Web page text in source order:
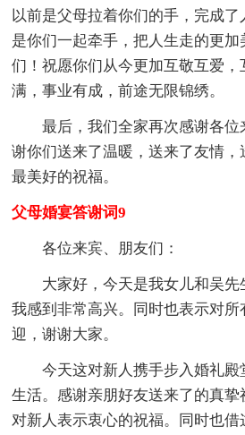
以前是父母拉着你们的手，完成
是你们一起牵手，把人生走的更
们！祝愿你们从今更加互敬互爱，
满，事业有成，前途无限锦绣。
最后，我们全家再次感谢各
谢你们送来了温暖，送来了友情，
最美好的祝福。
父母婚宴答谢词9
各位来宾、朋友们：
大家好，今天是我女儿和吴先
我感到非常高兴。同时也表示对所
迎，谢谢大家。
今天这对新人携手步入婚礼
生活。感谢亲朋好友送来了的真
对新人表示衷心的祝福。同时也